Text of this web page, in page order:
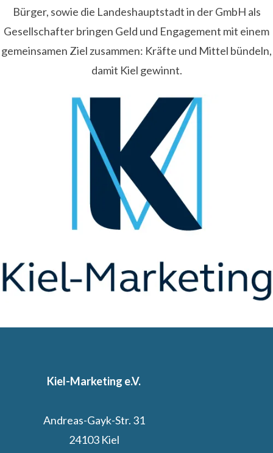
Bürger, sowie die Landeshauptstadt in der GmbH als
Gesellschafter bringen Geld und Engagement mit einem
gemeinsamen Ziel zusammen: Kräfte und Mittel bündeln,
damit Kiel gewinnt.
Kiel-Marketing e.V.
Andreas-Gayk-Str. 31
24103 Kiel